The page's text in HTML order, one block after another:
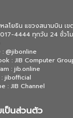
ลโยธิน แขวงสนามบิน เ
4444 ทุกวัน 24 ชั่วโ
: @jibonline
: JIB Computer
: jib.online
: jibofficial
: JIB Channel
เป็นส่วนตัว